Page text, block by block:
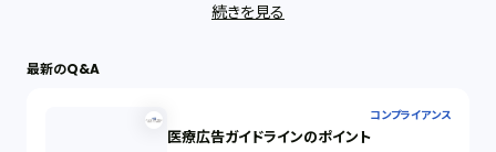
労働問題（33）
続きを見る
最新のQ&A
コンプライアンス
医療広告ガイドラインのポイント